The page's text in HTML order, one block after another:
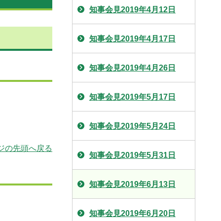
の先頭へ戻る
知事会見2019年4月12日
知事会見2019年4月17日
知事会見2019年4月26日
知事会見2019年5月17日
知事会見2019年5月24日
知事会見2019年5月31日
知事会見2019年6月13日
知事会見2019年6月20日